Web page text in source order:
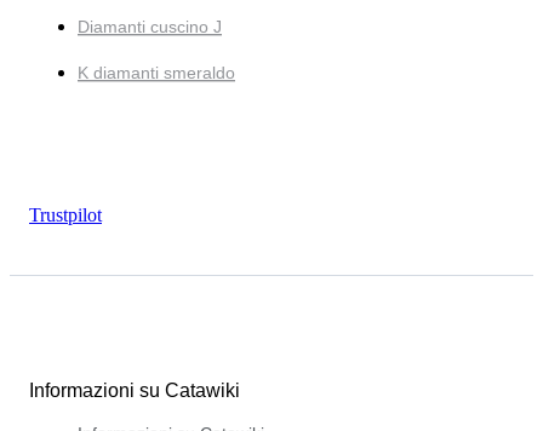
Diamanti cuscino J
K diamanti smeraldo
Trustpilot
Informazioni su Catawiki